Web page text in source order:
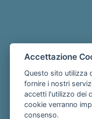
Accettazione
Questo sito utilizza
fornire i nostri
accetti l'utilizzo dei
cookie verranno
consenso.